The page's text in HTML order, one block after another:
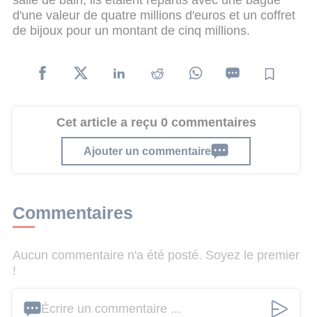
d'une valeur de quatre millions d'euros et un coffret
de bijoux pour un montant de cinq millions.
Cet article a reçu 0 commentaires
Ajouter un commentaire
Commentaires
Aucun commentaire n'a été posté. Soyez le premier
!
Écrire un commentaire ...